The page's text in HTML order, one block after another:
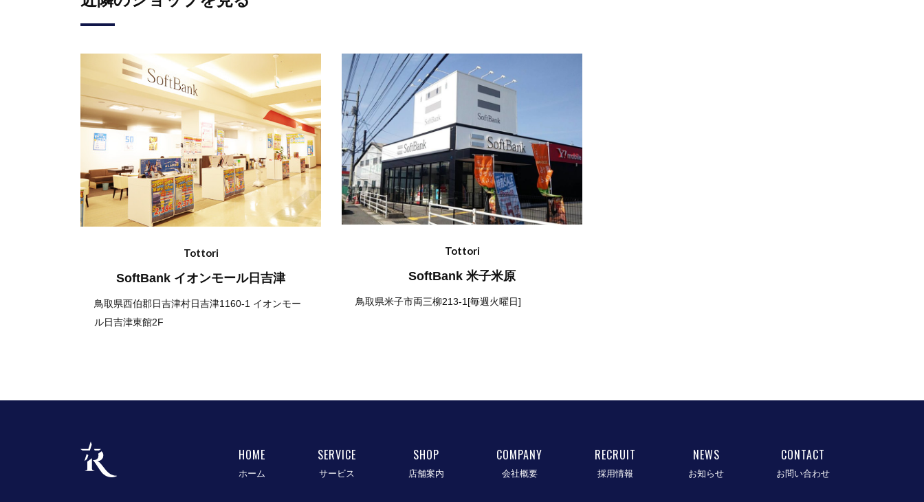
Tottori
SoftBank イオンモール日吉津
鳥取県西伯郡日吉津村日吉津1160-1 イオンモー
ル日吉津東館2F
Tottori
SoftBank 米子米原
鳥取県米子市両三柳213-1[毎週火曜日]
HOME
ホーム
SERVICE
サービス
SHOP
店舗案内
COMPANY
会社概要
RECRUIT
採用情報
NEWS
お知らせ
CONTACT
お問い合わせ